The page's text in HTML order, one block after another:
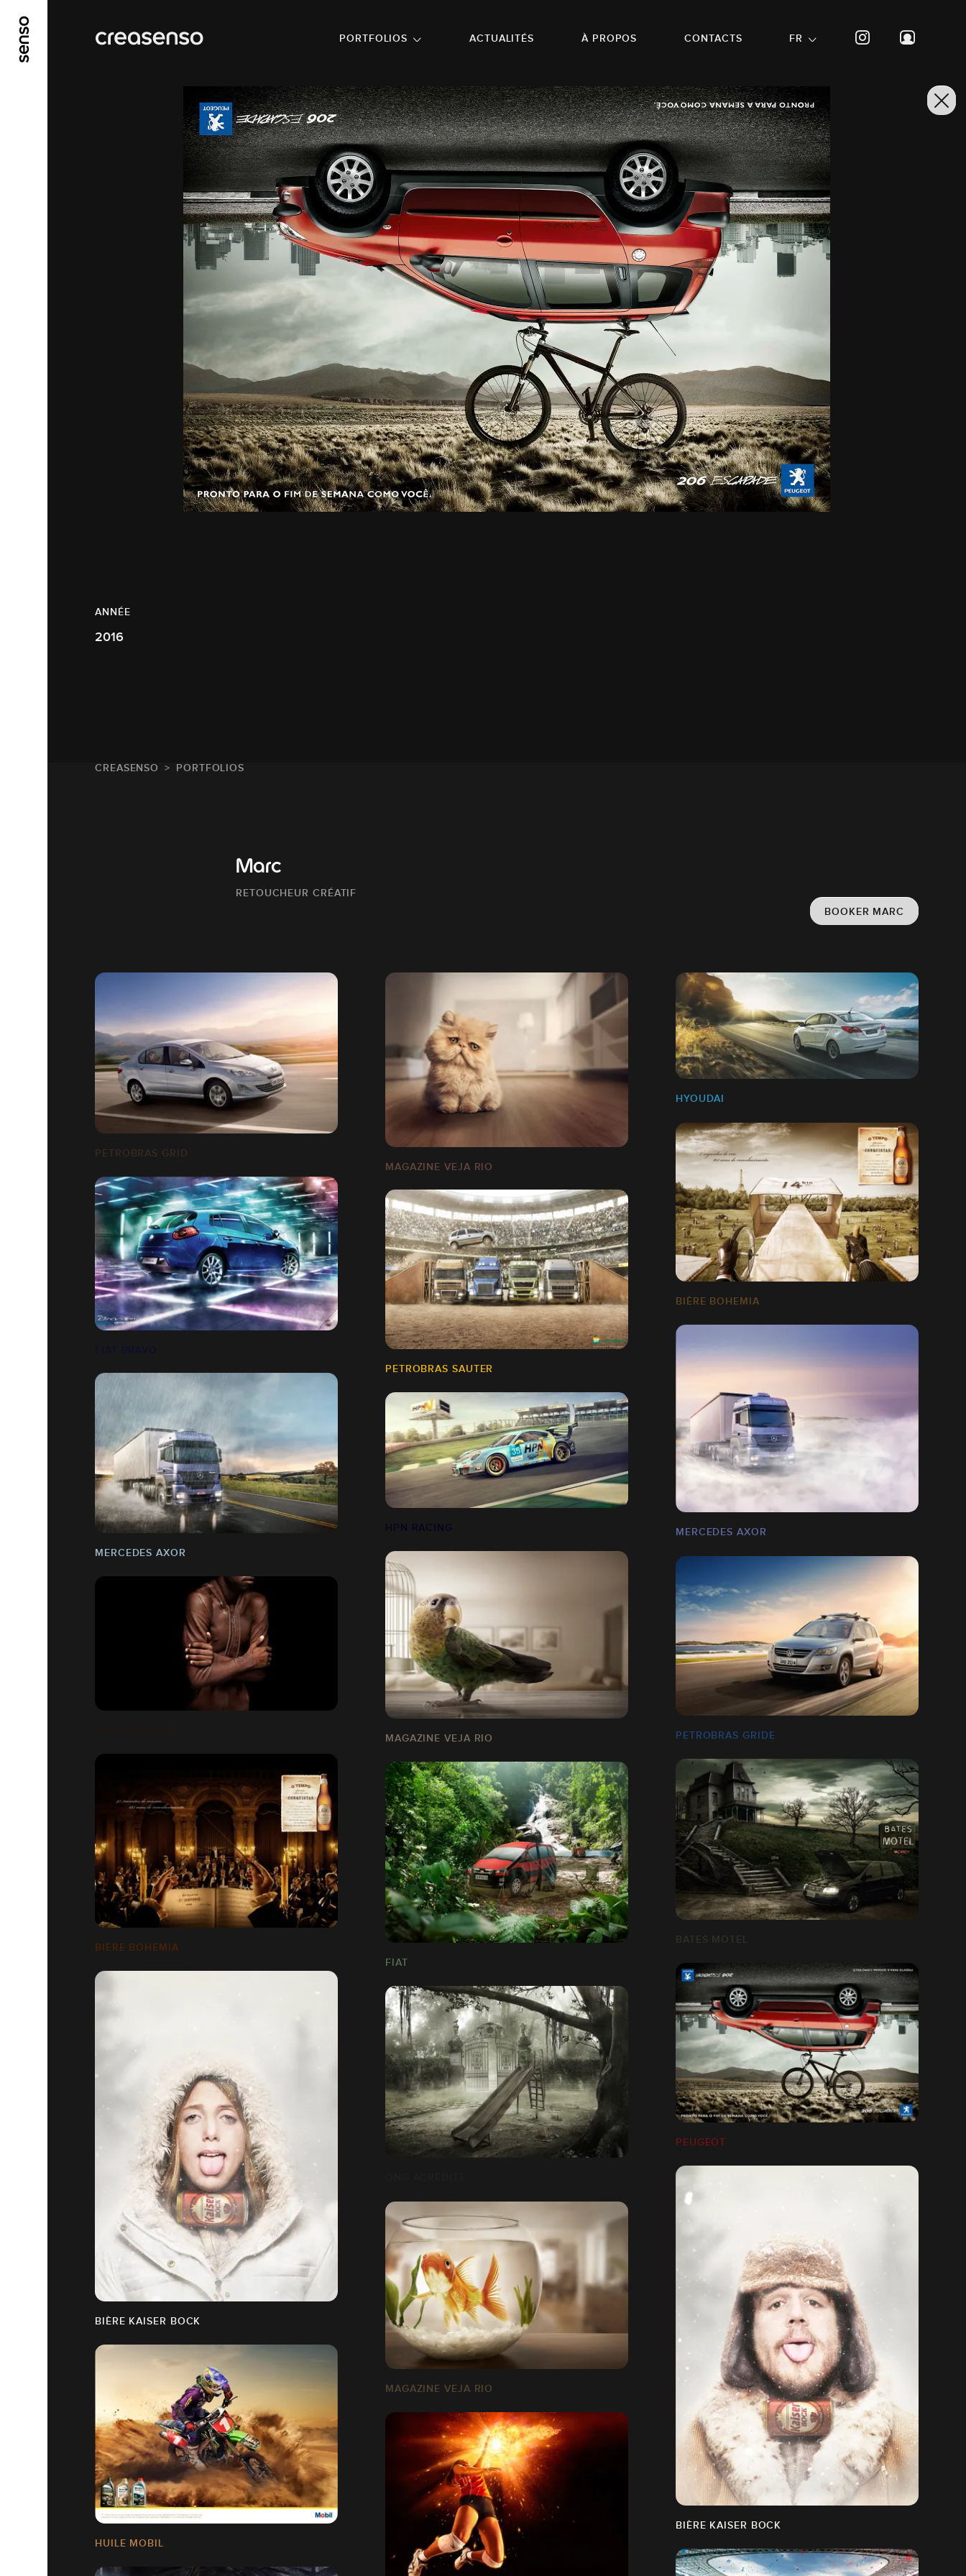
PORTFOLIOS
ACTUALITÉS À PROPOS CONTACTS FR
ANNÉE
2016
CREASENSO PORTFOLIOS
Marc
RETOUCHEUR CRÉATIF
BOOKER MARC
PETROBRAS GRID
MAGAZINE VEJA RIO
HYOUDAI
BIÈRE BOHEMIA
FIAT BRAVO
PETROBRAS SAUTER
MERCEDES AXOR
MERCEDES AXOR
MAGAZINE VEJA RIO PETROBRAS GRIDE
BIÈRE BOHEMIA
BATES MOTEL
FIAT
PEUGEOT
BIÈRE KAISER BOCK
BIÈRE KAISER BOCK
MAGAZINE VEJA RIO
HUILE MOBIL